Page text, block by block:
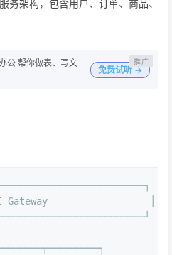
务架构，包含用户、订单、商品、
公 帮你做表、写文
免费试听 →
Gateway                  │